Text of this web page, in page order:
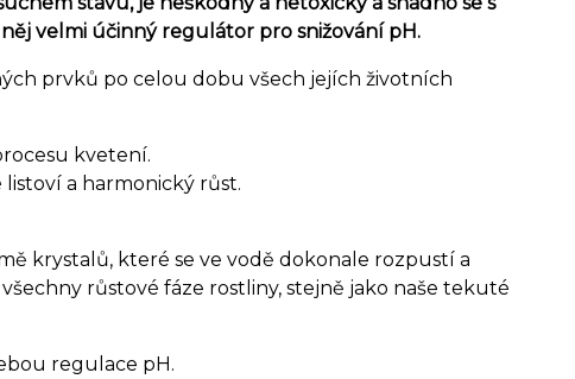
velmi účinný regulátor pro snižování pH.
prvků po celou dobu všech jejích životních
kvetení.
a harmonický růst.
krystalů, které se ve vodě dokonale rozpustí a
růstové fáze rostliny, stejně jako naše tekuté
regulace pH.